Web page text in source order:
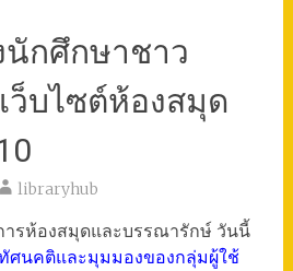
กศึกษาชาว
ว็บไซต์ห้องสมุด
libraryhub
ารห้องสมุดและบรรณารักษ์ วันนี้
ศนคติและมุมมองของกลุ่มผู้ใช้